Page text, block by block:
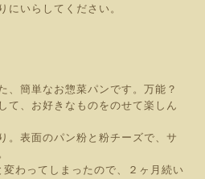
にいらしてください。
、簡単なお惣菜パンです。万能？
て、お好きなものをのせて楽しん
。表面のパン粉と粉チーズで、サ
わってしまったので、２ヶ月続い